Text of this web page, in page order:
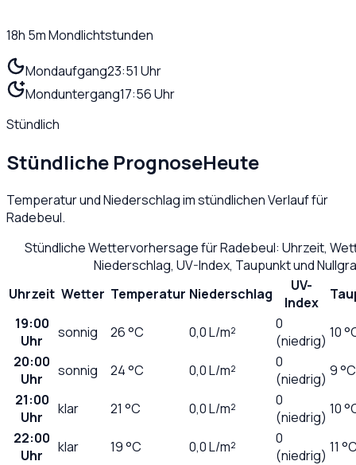
18h 5mMondlichtstunden
Mondaufgang23:51 Uhr
Monduntergang17:56 Uhr
Stündlich
Stündliche PrognoseHeute
Temperatur und Niederschlag im stündlichen Verlauf für
Radebeul.
Stündliche Wettervorhersage fürRadebeul: Uhrzeit,
Niederschlag, UV-Index, Taupunkt und
Uhrzeit Wetter Temperatur Niederschlag
UV-
Index
19:00
Uhr
sonnig 26°C 0,0L/m²
0
(niedrig) 10
20:00
Uhr
sonnig 24°C 0,0L/m²
0
(niedrig) 9 °C
21:00
Uhr
klar 21 °C 0,0L/m²
0
(niedrig) 10
22:00
Uhr
klar 19°C 0,0L/m²
0
(niedrig) 11